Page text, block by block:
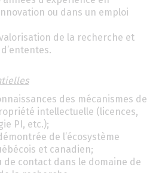
ou dans un emploi
de la recherche et
des mécanismes de
intellectuelle (licences,
PI, etc.);
de l’écosystème
et canadien;
de contact dans le domaine de